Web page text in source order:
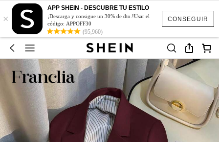
CONSEGUIR
×
APP SHEIN - DESCUBRE TU ESTILO
¡Descarga y consigue un 30% de dto.!Usar el
código: APPOFF30
(95,960)